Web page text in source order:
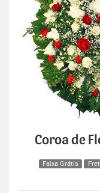
Coroa de
Faixa Grátis